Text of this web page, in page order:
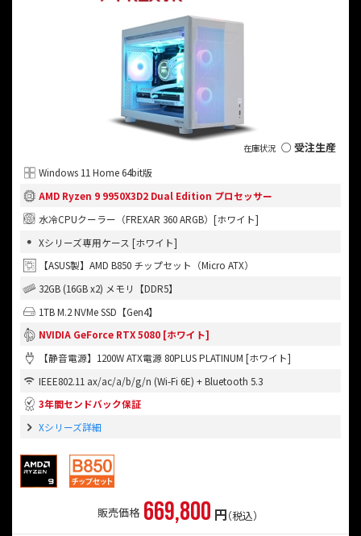
○ 受注生産
Windows 11 Home 64bit版
AMD Ryzen 9 9950X3D2 Dual Edition プロセッサー
水冷CPUクーラー（FREXAR 360 ARGB）[ホワイト]
Xシリーズ専用ケース [ホワイト]
【ASUS製】AMD B850 チップセット（Micro ATX）
32GB (16GB x2) メモリ【DDR5】
1TB M.2 NVMe SSD【Gen4】
NVIDIA GeForce RTX 5080 [ホワイト]
【静音電源】1200W ATX電源 80PLUS PLATINUM [ホワイト]
IEEE802.11 ax/ac/a/b/g/n (Wi-Fi 6E) + Bluetooth 5.3
3年間センドバック保証
Xシリーズ詳細
販売価格 669,800 円（税込）